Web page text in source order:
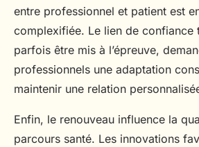
entre professionnel et patient est
complexifiée. Le lien de confiance
parfois être mis à l’épreuve,
professionnels une adaptation
maintenir une relation
Enfin, le renouveau influence la
parcours santé. Les innovations